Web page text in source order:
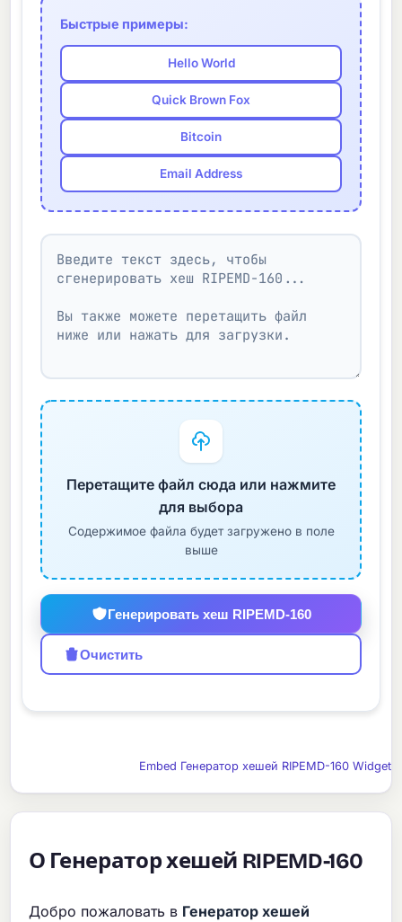
Быстрые примеры:
Hello World
Quick Brown Fox
Bitcoin
Email Address
Перетащите файл сюда или нажмите
для выбора
Содержимое файла будет загружено в поле
выше
Генерировать хеш RIPEMD-160
Очистить
Embed Генератор хешей RIPEMD-160 Widget
О Генератор хешей RIPEMD-160
Добро пожаловать в Генератор хешей